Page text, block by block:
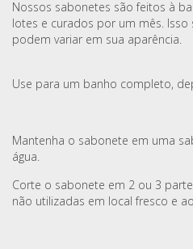
Nossos sabonetes são feitos à
lotes e curados por um mês. Isso
podem variar em sua aparência.
Use para um banho completo,
Mantenha o sabonete em uma
água.
Corte o sabonete em 2 ou 3
não utilizadas em local fresco e